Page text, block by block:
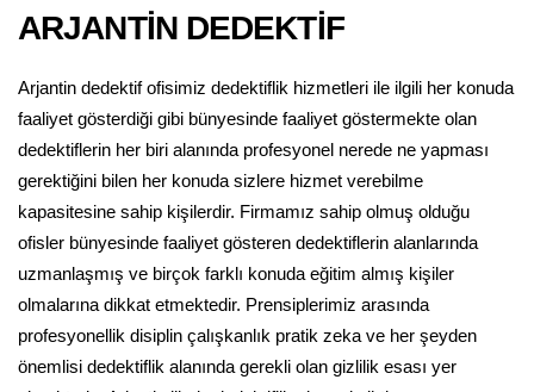
ARJANTİN DEDEKTİF
Arjantin dedektif ofisimiz dedektiflik hizmetleri ile ilgili her konuda
faaliyet gösterdiği gibi bünyesinde faaliyet göstermekte olan
dedektiflerin her biri alanında profesyonel nerede ne yapması
gerektiğini bilen her konuda sizlere hizmet verebilme
kapasitesine sahip kişilerdir. Firmamız sahip olmuş olduğu
ofisler bünyesinde faaliyet gösteren dedektiflerin alanlarında
uzmanlaşmış ve birçok farklı konuda eğitim almış kişiler
olmalarına dikkat etmektedir. Prensiplerimiz arasında
profesyonellik disiplin çalışkanlık pratik zeka ve her şeyden
önemlisi dedektiflik alanında gerekli olan gizlilik esası yer